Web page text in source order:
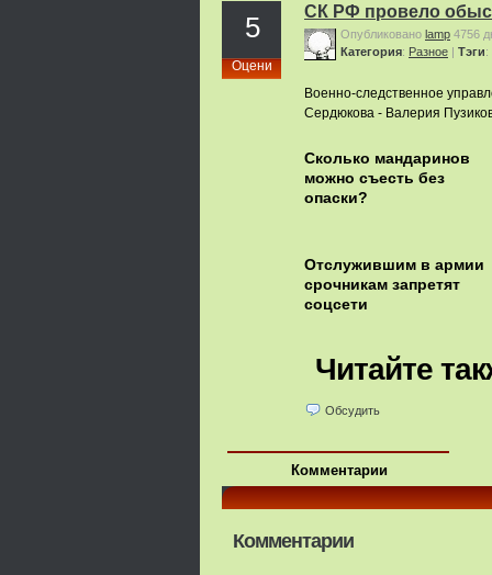
5
Оцени
СК РФ провело
Опубликовано lamp 4756
Категория: Pазное | Тэги:
Военно-следственное
Сердюкова - Валерия
Сколько мандаринов
можно съесть без
опаски?
Отслужившим в армии
срочникам запретят
соцсети
Читайте
Обсудить
Комментарии
Комментарии